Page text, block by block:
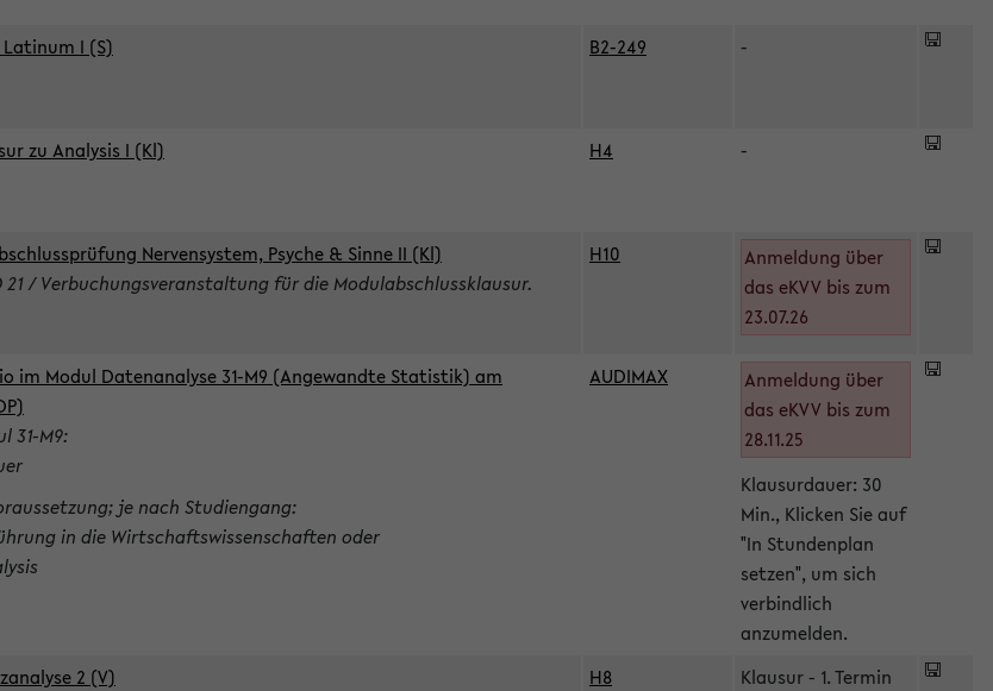
I (S) B2-249 -
zu Analysis I (Kl) H4 -
Nervensystem, Psyche & Sinne II (Kl)
21 / Verbuchungsveranstaltung für die Modulabschlussklausur.
H10
Anmeldung über
das eKVV bis zum
23.07.26
im Modul Datenanalyse 31-M9 (Angewandte Statistik) am
31-M9:
je nach Studiengang:
in die Wirtschaftswissenschaften oder
AUDIMAX
Anmeldung über
das eKVV bis zum
28.11.25
Klausurdauer: 30
Min., Klicken Sie auf
"In Stundenplan
setzen", um sich
verbindlich
anzumelden.
2 (V) H8
Klausur - 1. Termin